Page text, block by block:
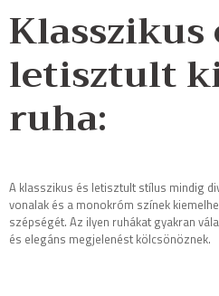
Klasszikus
letisztult
ruha:
A klasszikus és letisztult stílus mindig
vonalak és a monokróm színek
szépségét. Az ilyen ruhákat gyakran
és elegáns megjelenést kölcsönöznek.